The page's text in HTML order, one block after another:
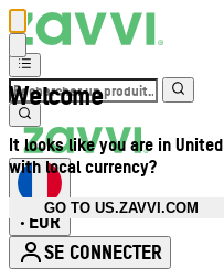
Welcome
It looks like you are in
with local currency?
GO TO US.ZAVVI.COM
• EUR
SE CONNECTER